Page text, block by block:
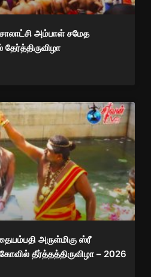
அம்பாள் சமேத
அருள்மிகு ஸ்ரீ
தீர்த்தத்திருவிழா – 2026